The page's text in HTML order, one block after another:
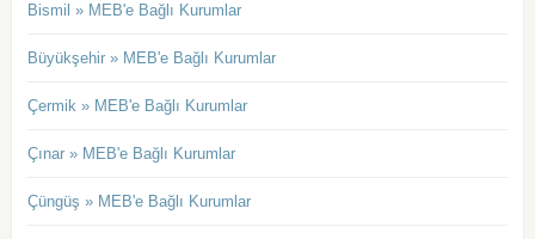
Bismil » MEB'e Bağlı Kurumlar
Büyükşehir » MEB'e Bağlı Kurumlar
Çermik » MEB'e Bağlı Kurumlar
Çınar » MEB'e Bağlı Kurumlar
Çüngüş » MEB'e Bağlı Kurumlar